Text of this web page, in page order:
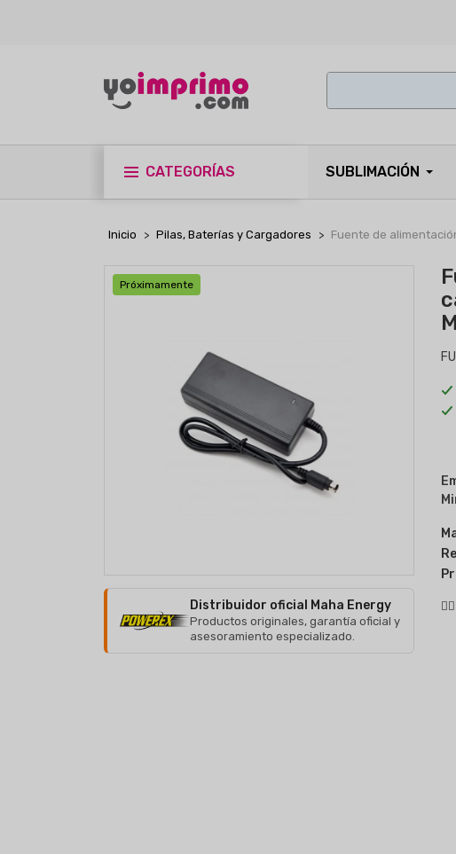
CATEGORÍAS SUBLIMACIÓN
Inicio Pilas, Baterías y Cargadores Fuente de
Próximamente
Distribuidor oficial Maha Energy
Productos originales, garantía oficial y
asesoramiento especializado.
👇🏻